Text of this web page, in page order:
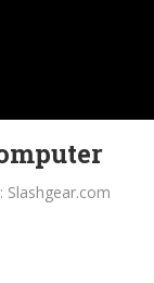
Slashgear.com